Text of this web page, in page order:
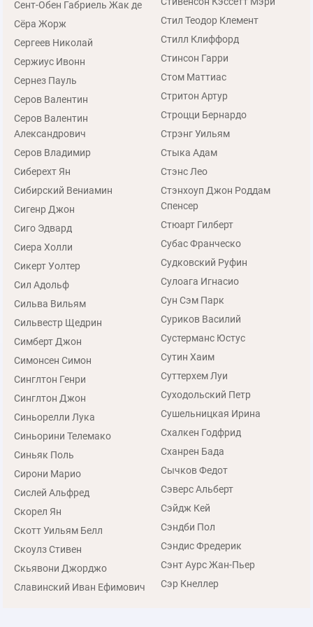
Сент-Обен Габриель Жак де
Сёра Жорж
Сергеев Николай
Сержиус Ивонн
Сернез Пауль
Серов Валентин
Серов Валентин
Александрович
Серов Владимир
Сиберехт Ян
Сибирский Вениамин
Сигенр Джон
Сиго Эдвард
Сиера Холли
Сикерт Уолтер
Сил Адольф
Сильва Вильям
Сильвестр Щедрин
Симберт Джон
Симонсен Симон
Синглтон Генри
Синглтон Джон
Синьорелли Лука
Синьорини Телемако
Синьяк Поль
Сирони Марио
Сислей Альфред
Скорел Ян
Скотт Уильям Белл
Скоулз Стивен
Скьявони Джорджо
Славинский Иван Ефимович
Стил Теодор Клемент
Стилл Клиффорд
Стинсон Гарри
Стом Маттиас
Стритон Артур
Строцци Бернардо
Стрэнг Уильям
Стыка Адам
Стэнс Лео
Стэнхоуп Джон Роддам
Спенсер
Стюарт Гилберт
Субас Франческо
Судковский Руфин
Сулоага Игнасио
Сун Сэм Парк
Суриков Василий
Сустерманс Юстус
Сутин Хаим
Суттерхем Луи
Суходольский Петр
Сушельницкая Ирина
Схалкен Годфрид
Сханрен Бада
Сычков Федот
Сэверс Альберт
Сэйдж Кей
Сэндби Пол
Сэндис Фредерик
Сэнт Аурс Жан-Пьер
Сэр Кнеллер